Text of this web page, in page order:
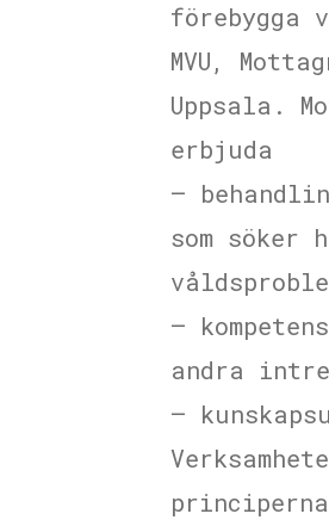
förebygga
MVU,
Uppsala.
erbjuda
–
som söker
–
andra
–